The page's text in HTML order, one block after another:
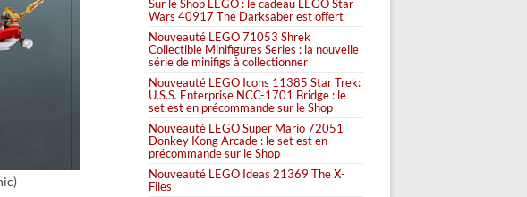
Sur le Shop LEGO : le cadeau LEGO Star
Wars 40917 The Darksaber est offert
Nouveauté LEGO 71053 Shrek
Collectible Minifigures Series : la nouvelle
série de minifigs à collectionner
Nouveauté LEGO Icons 11385 Star Trek:
U.S.S. Enterprise NCC-1701 Bridge : le
set est en précommande sur le Shop
Nouveauté LEGO Super Mario 72051
Donkey Kong Arcade : le set est en
précommande sur le Shop
Nouveauté LEGO Ideas 21369 The X-
Files